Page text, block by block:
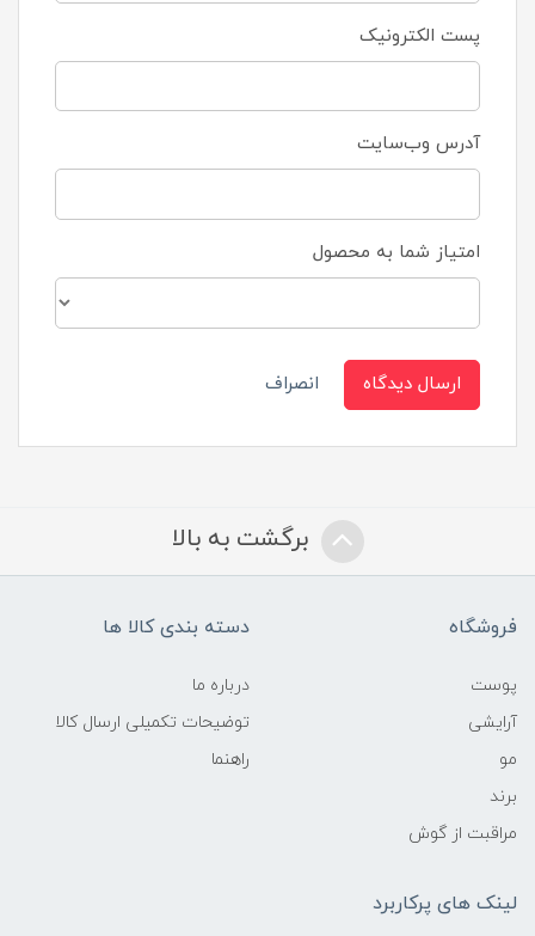
پست الکترونیک
آدرس وب‌سایت
امتیاز شما به محصول
ارسال دیدگاه انصراف
برگشت به بالا
فروشگاه
پوست
آرایشی
مو
برند
مراقبت از گوش
دسته بندی کالا ها
درباره ما
توضیحات تکمیلی ارسال کالا
راهنما
لینک های پرکاربرد